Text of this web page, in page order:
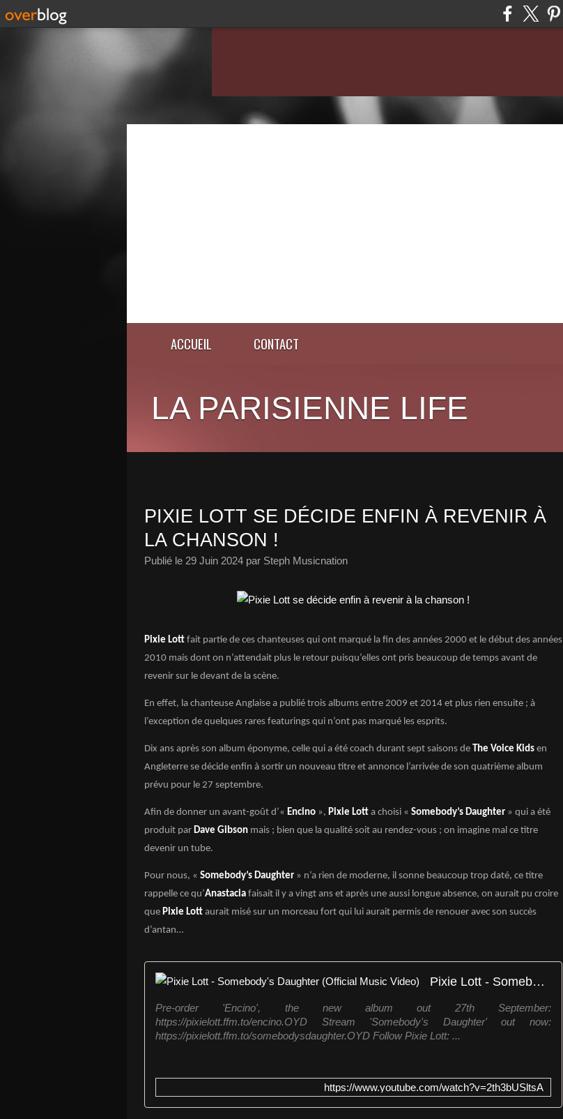
ACCUEIL CONTACT
LA PARISIENNE LIFE
PIXIE LOTT SE DÉCIDE ENFIN À REVENIR À
LA CHANSON !
Publié le 29 Juin 2024 par Steph Musicnation
Pixie Lott fait partie de ces chanteuses qui ont marqué la fin des années 2000 et le début des années
2010 mais dont on n’attendait plus le retour puisqu’elles ont pris beaucoup de temps avant de
revenir sur le devant de la scène.
En effet, la chanteuse Anglaise a publié trois albums entre 2009 et 2014 et plus rien ensuite ; à
l’exception de quelques rares featurings qui n’ont pas marqué les esprits.
Dix ans après son album éponyme, celle qui a été coach durant sept saisons de The Voice Kids en
Angleterre se décide enfin à sortir un nouveau titre et annonce l’arrivée de son quatrième album
prévu pour le 27 septembre.
Afin de donner un avant-goût d’« Encino », Pixie Lott a choisi « Somebody’s Daughter » qui a été
produit par Dave Gibson mais ; bien que la qualité soit au rendez-vous ; on imagine mal ce titre
devenir un tube.
Pour nous, « Somebody’s Daughter » n’a rien de moderne, il sonne beaucoup trop daté, ce titre
rappelle ce qu’Anastacia faisait il y a vingt ans et après une aussi longue absence, on aurait pu croire
que Pixie Lott aurait misé sur un morceau fort qui lui aurait permis de renouer avec son succès
d’antan…
Pixie Lott - Somebody's Daughter (Official Music Video)
Pre-order 'Encino', the new album out 27th September:
https://pixielott.ffm.to/encino.OYD Stream 'Somebody's Daughter' out now:
https://pixielott.ffm.to/somebodysdaughter.OYD Follow Pixie Lott: ...
https://www.youtube.com/watch?v=2th3bUSltsA